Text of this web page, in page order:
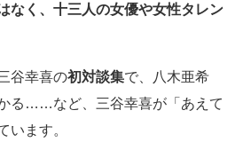
なく、十三人の女優や女性タレン
谷幸喜の初対談集で、八木亜希
る……など、三谷幸喜が「あえて
います。